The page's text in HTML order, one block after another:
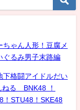
ゃん人形！豆腐メ
ぐるみ男子末路編
格闘アイドルだい
る BNK48 ！
！STU48！SKE48